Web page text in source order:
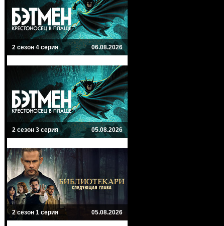
2 сезон 4 серия 06.08.2026
2 сезон 3 серия 05.08.2026
2 сезон 1 серия 05.08.2026